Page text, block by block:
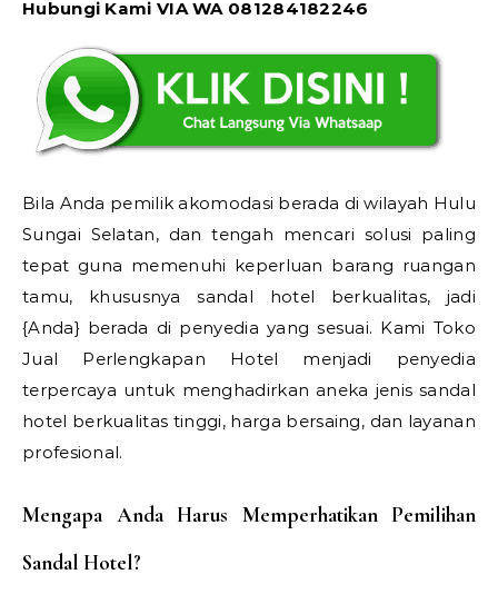
Hubungi Kami VIA WA 081284182246
Bila Anda pemilik akomodasi berada di wilayah Hulu
Sungai Selatan, dan tengah mencari solusi paling
tepat guna memenuhi keperluan barang ruangan
tamu, khususnya sandal hotel berkualitas, jadi
{Anda} berada di penyedia yang sesuai. Kami Toko
Jual Perlengkapan Hotel menjadi penyedia
terpercaya untuk menghadirkan aneka jenis sandal
hotel berkualitas tinggi, harga bersaing, dan layanan
profesional.
Mengapa Anda Harus Memperhatikan Pemilihan
Sandal Hotel?